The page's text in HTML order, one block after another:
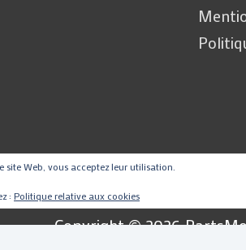
Copyright © 2026
Web, vous acceptez leur utilisation.
: Politique relative aux cookies